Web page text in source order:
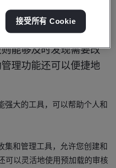
益处。
效收集和查找审核数
能够及时发现需要改
理功能还可以便捷地
强大的工具，可以帮助个人和
集和管理工具，允许您创建和
可以灵活地使用预加载的审核
接受所有 Cookie